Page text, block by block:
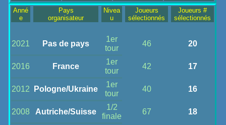
Anné
e
Pays
organisateur
Nivea
u
Joueurs
sélectionnés
Joueurs #
sélectionnés
2021 Pas de pays
1er
tour
46 20
2016 France
1er
tour
42 17
2012 Pologne/Ukraine
1er
tour
40 16
2008 Autriche/Suisse
1/2
finale
67 18